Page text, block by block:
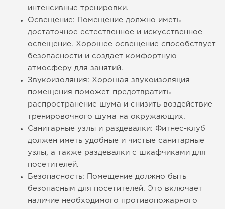
интенсивные тренировки.
Освещение: Помещение должно иметь
достаточное естественное и искусственное
освещение. Хорошее освещение способствует
безопасности и создает комфортную
атмосферу для занятий.
Звукоизоляция: Хорошая звукоизоляция
помещения поможет предотвратить
распространение шума и снизить воздействие
тренировочного шума на окружающих.
Санитарные узлы и раздевалки: Фитнес-клуб
должен иметь удобные и чистые санитарные
узлы, а также раздевалки с шкафчиками для
посетителей.
Безопасность: Помещение должно быть
безопасным для посетителей. Это включает
наличие необходимого противопожарного